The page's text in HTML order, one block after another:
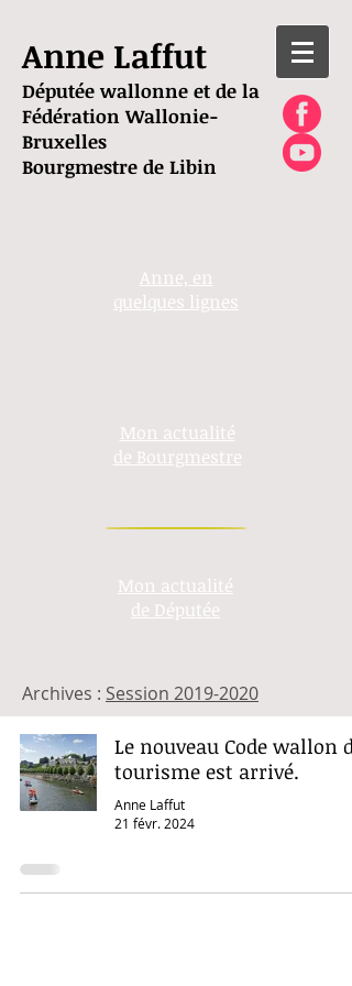
Anne Laffut
Députée wallonne et de la
Fédération Wallonie-
Bruxelles
Bourgmestre de Libin
Le nouveau Code wallon du
tourisme est arrivé.
Anne Laffut
21 févr. 2024
Anne, en
quelques lignes
Mon actualité
de Bourgmestre
Mon actualité
de Députée
Archives : Session 2019-2020